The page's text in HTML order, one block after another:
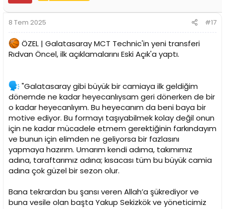
8 Tem 2025 #17
ÖZEL | Galatasaray MCT Technic'in yeni transferi
Rıdvan Öncel, ilk açıklamalarını Eski Açık'a yaptı.
"Galatasaray gibi büyük bir camiaya ilk geldiğim
dönemde ne kadar heyecanlıysam geri dönerken de bir
o kadar heyecanlıyım. Bu heyecanım da beni baya bir
motive ediyor. Bu formayı taşıyabilmek kolay değil onun
için ne kadar mücadele etmem gerektiğinin farkındayım
ve bunun için elimden ne geliyorsa bir fazlasını
yapmaya hazırım. Umarım kendi adıma, takımımız
adına, taraftarımız adına; kısacası tüm bu büyük camia
adına çok güzel bir sezon olur.
Bana tekrardan bu şansı veren Allah’a şükrediyor ve
buna vesile olan başta Yakup Sekizkök ve yöneticimiz